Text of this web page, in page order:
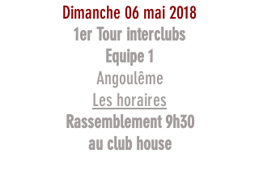
Dimanche 06 mai 2018
1er Tour interclubs
Equipe 1
Angoulême
Les horaires
Rassemblement 9h30
au club house